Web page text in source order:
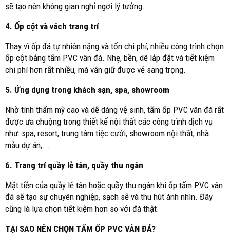
sẽ tạo nên không gian nghỉ ngơi lý tưởng.
4. Ốp cột và vách trang trí
Thay vì ốp đá tự nhiên nặng và tốn chi phí, nhiều công trình chọn
ốp cột bằng tấm PVC vân đá. Nhẹ, bền, dễ lắp đặt và tiết kiệm
chi phí hơn rất nhiều, mà vẫn giữ được vẻ sang trọng.
5. Ứng dụng trong khách sạn, spa, showroom
Nhờ tính thẩm mỹ cao và dễ dàng vệ sinh, tấm ốp PVC vân đá rất
được ưa chuộng trong thiết kế nội thất các công trình dịch vụ
như: spa, resort, trung tâm tiệc cưới, showroom nội thất, nhà
mẫu dự án,...
6. Trang trí quầy lễ tân, quầy thu ngân
Mặt tiền của quầy lễ tân hoặc quầy thu ngân khi ốp tấm PVC vân
đá sẽ tạo sự chuyên nghiệp, sạch sẽ và thu hút ánh nhìn. Đây
cũng là lựa chọn tiết kiệm hơn so với đá thật.
TẠI SAO NÊN CHỌN TẤM ỐP PVC VÂN ĐÁ?